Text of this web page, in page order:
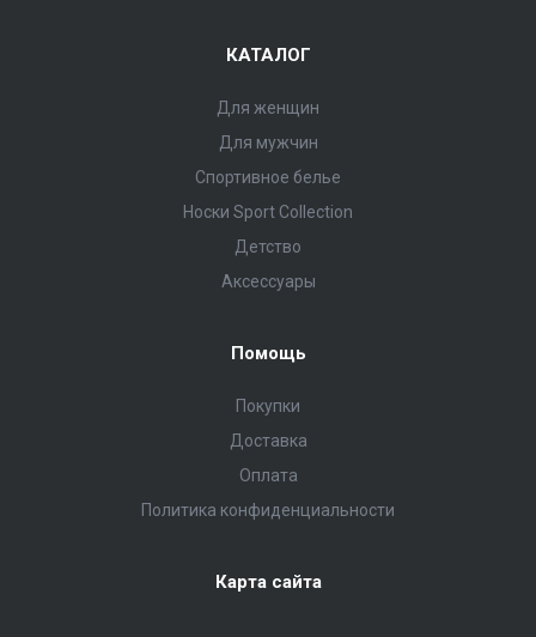
КАТАЛОГ
Для женщин
Для мужчин
Спортивное белье
Носки Sport Collection
Детство
Аксессуары
Помощь
Покупки
Доставка
Оплата
Политика конфиденциальности
Карта сайта